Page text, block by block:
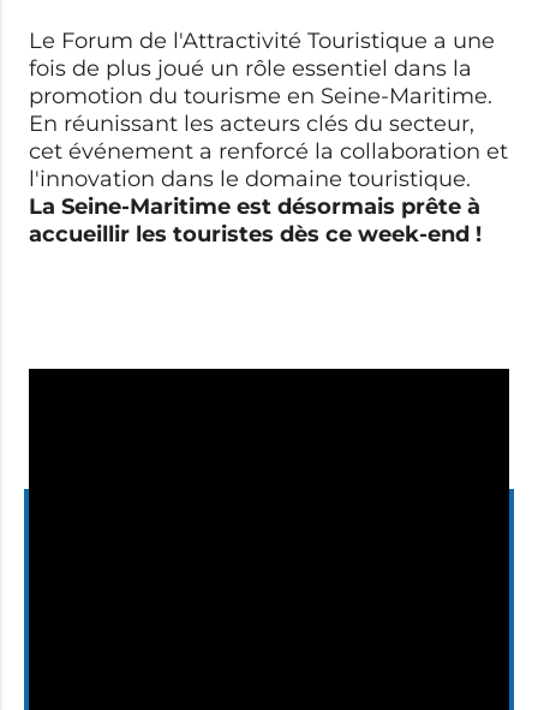
Le Forum de l'Attractivité Touristique a une
fois de plus joué un rôle essentiel dans la
promotion du tourisme en Seine-Maritime.
En réunissant les acteurs clés du secteur,
cet événement a renforcé la collaboration et
l'innovation dans le domaine touristique.
La Seine-Maritime est désormais prête à
accueillir les touristes dès ce week-end !